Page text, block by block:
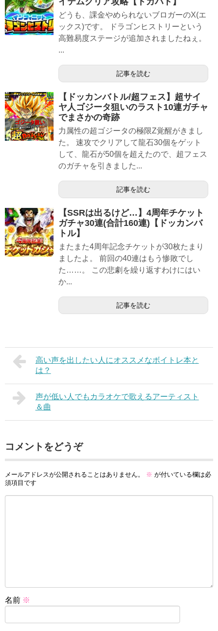
どうも、課金やめられないブロガーのX(エ
ックス)です。 ドラゴンヒストリーという
高難易度ステージが追加されましたねぇ。
...
記事を読む
【ドッカンバトル/超フェス】超サイ
ヤ人ゴジータ狙いのラスト10連ガチャ
でまさかの奇跡
力属性の超ゴジータの極限Z覚醒がきまし
た。 速攻でクリアして龍石30個をゲット
して、龍石が50個を超えたので、超フェス
のガチャを引きました...
記事を読む
【SSRは出るけど…】4周年チケット
ガチャ30連(合計160連)【ドッカンバ
トル】
またまた4周年記念チケットが30枚たまり
ましたよ。 前回の40連はもう惨敗でし
た……。 この悲劇を繰り返すわけにはい
か...
記事を読む
高い声を出したい人にオススメなボイトレ本と
は？
声が低い人でもカラオケで歌えるアーティスト
＆曲
コメントをどうぞ
メールアドレスが公開されることはありません。 ※ が付いている欄は必
須項目です
名前 ※